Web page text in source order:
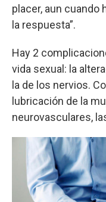
placer, aun cuando
la respuesta”.
Hay 2
vida sexual: la
la de los nervios.
lubricación de la
neurovasculares,